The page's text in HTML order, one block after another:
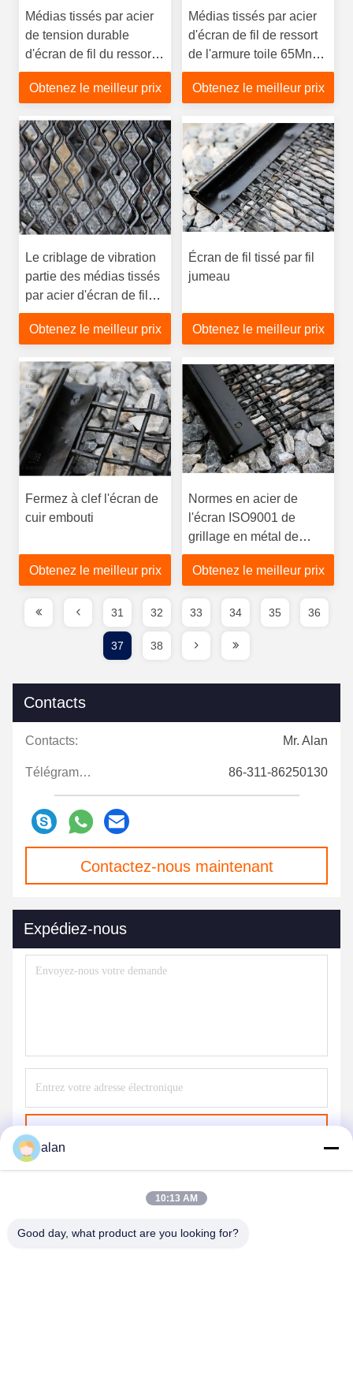
Médias tissés par acier
de tension durable
d'écran de fil du ressort
65Mn pour l'agrégat et
l'exploitation
Obtenez le meilleur prix
Médias tissés par acier
d'écran de fil de ressort
de l'armure toile 65Mn
pour l'agrégat et
l'exploitation
Obtenez le meilleur prix
Le criblage de vibration
partie des médias tissés
par acier d'écran de fil
du ressort 65Mn pour
l'agrégat
Obtenez le meilleur prix
Écran de fil tissé par fil
jumeau
Obtenez le meilleur prix
Fermez à clef l'écran de
cuir embouti
Obtenez le meilleur prix
Normes en acier de
l'écran ISO9001 de
grillage en métal de
ressort rectangulaire
d'écran de fente
Obtenez le meilleur prix
31 32 33 34 35 36
37 38
Contacts
Contacts: Mr. Alan
Télégramme: 86-311-86250130
Contactez-nous maintenant
Expédiez-nous
alan
10:13 AM
Good day, what product are you looking for?